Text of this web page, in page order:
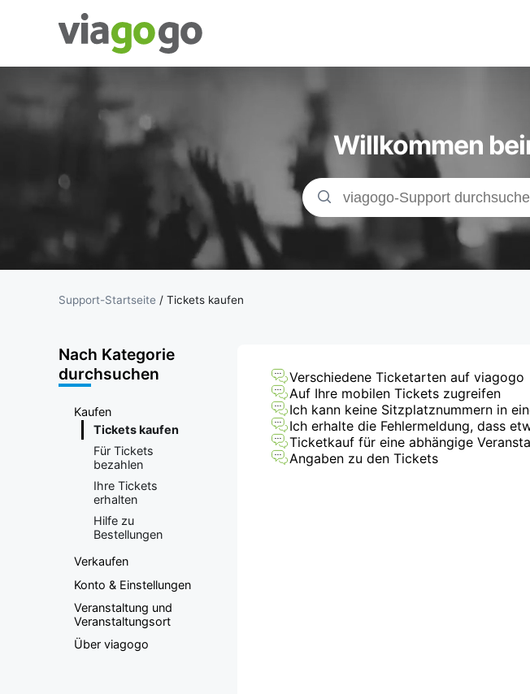
Tickets -
Konzert-, Sport-
& Theatertickets
| viagogo der
Ticketmarktplatz
Willkommen
Support-Startseite / Tickets kaufen
Nach Kategorie
durchsuchen
Kaufen
Tickets kaufen
Für Tickets
bezahlen
Ihre Tickets
erhalten
Hilfe zu
Bestellungen
Verkaufen
Konto & Einstellungen
Veranstaltung und
Veranstaltungsort
Über viagogo
Verschiedene Ticketarten auf viagogo
Auf Ihre mobilen Tickets zugreifen
Ich kann keine Sitzplatznummern in
Ich erhalte die Fehlermeldung, dass
Ticketkauf für eine abhängige
Angaben zu den Tickets